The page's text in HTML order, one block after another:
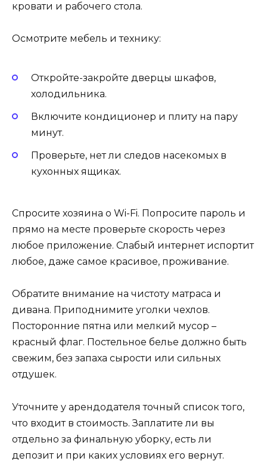
кровати и рабочего стола.
Осмотрите мебель и технику:
Откройте-закройте дверцы шкафов,
холодильника.
Включите кондиционер и плиту на пару
минут.
Проверьте, нет ли следов насекомых в
кухонных ящиках.
Спросите хозяина о Wi-Fi. Попросите пароль и
прямо на месте проверьте скорость через
любое приложение. Слабый интернет испортит
любое, даже самое красивое, проживание.
Обратите внимание на чистоту матраса и
дивана. Приподнимите уголки чехлов.
Посторонние пятна или мелкий мусор –
красный флаг. Постельное белье должно быть
свежим, без запаха сырости или сильных
отдушек.
Уточните у арендодателя точный список того,
что входит в стоимость. Заплатите ли вы
отдельно за финальную уборку, есть ли
депозит и при каких условиях его вернут.